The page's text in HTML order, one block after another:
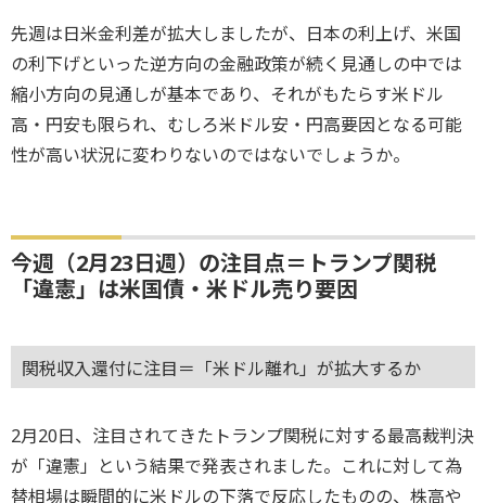
先週は日米金利差が拡大しましたが、日本の利上げ、米国
の利下げといった逆方向の金融政策が続く見通しの中では
縮小方向の見通しが基本であり、それがもたらす米ドル
高・円安も限られ、むしろ米ドル安・円高要因となる可能
性が高い状況に変わりないのではないでしょうか。
今週（2月23日週）の注目点＝トランプ関税
「違憲」は米国債・米ドル売り要因
関税収入還付に注目＝「米ドル離れ」が拡大するか
2月20日、注目されてきたトランプ関税に対する最高裁判決
が「違憲」という結果で発表されました。これに対して為
替相場は瞬間的に米ドルの下落で反応したものの、株高や